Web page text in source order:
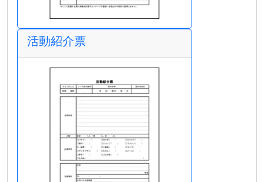
活動紹介票